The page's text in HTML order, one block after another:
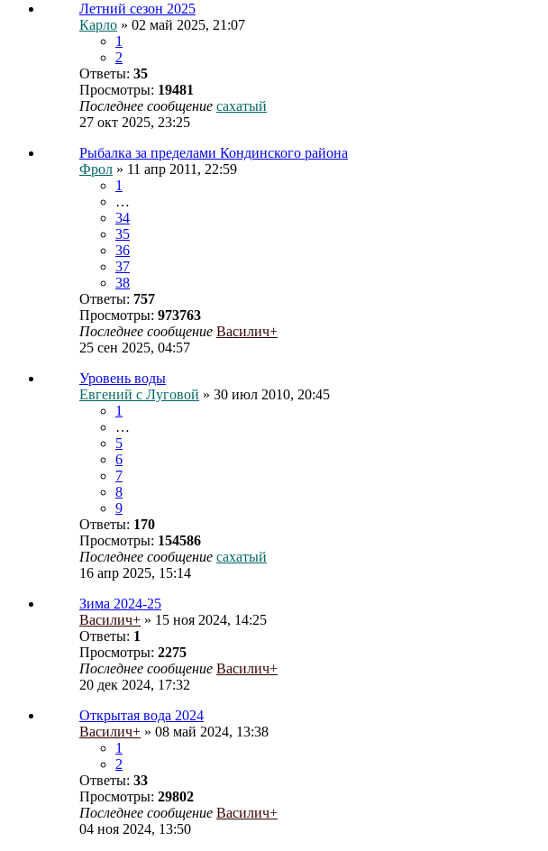
Летний сезон 2025
Карло » 02 май 2025, 21:07
1
2
Ответы: 35
Просмотры: 19481
Последнее сообщение сахатый
27 окт 2025, 23:25
Рыбалка за пределами Кондинского района
Фрол » 11 апр 2011, 22:59
1
…
34
35
36
37
38
Ответы: 757
Просмотры: 973763
Последнее сообщение Василич+
25 сен 2025, 04:57
Уровень воды
Евгений с Луговой » 30 июл 2010, 20:45
1
…
5
6
7
8
9
Ответы: 170
Просмотры: 154586
Последнее сообщение сахатый
16 апр 2025, 15:14
Зима 2024-25
Василич+ » 15 ноя 2024, 14:25
Ответы: 1
Просмотры: 2275
Последнее сообщение Василич+
20 дек 2024, 17:32
Открытая вода 2024
Василич+ » 08 май 2024, 13:38
1
2
Ответы: 33
Просмотры: 29802
Последнее сообщение Василич+
04 ноя 2024, 13:50